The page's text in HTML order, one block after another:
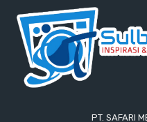
PT. SAFARI